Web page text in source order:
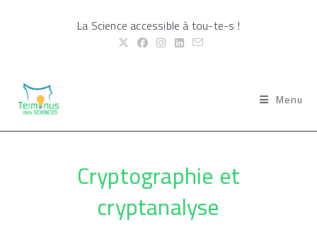
La Science accessible à tou-te-s !
Menu
Cryptographie et
cryptanalyse